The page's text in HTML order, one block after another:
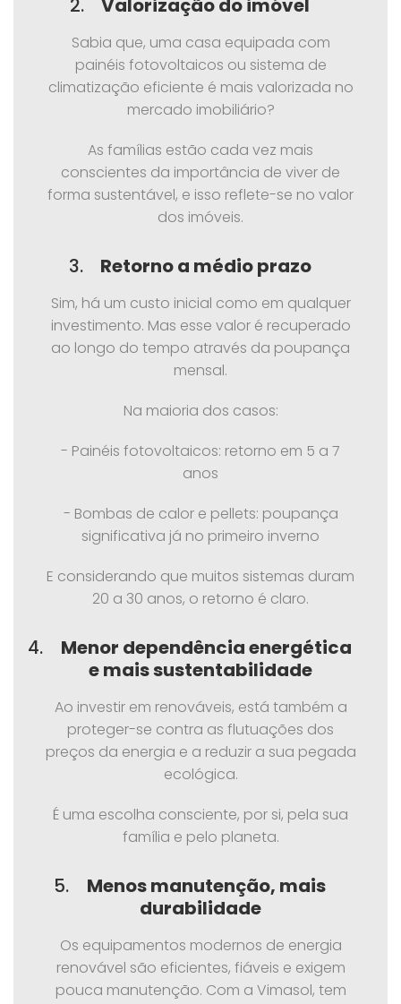
2. Valorização do imóvel
Sabia que, uma casa equipada com
painéis fotovoltaicos ou sistema de
climatização eficiente é mais valorizada no
mercado imobiliário?
As famílias estão cada vez mais
conscientes da importância de viver de
forma sustentável, e isso reflete-se no valor
dos imóveis.
3. Retorno a médio prazo
Sim, há um custo inicial como em qualquer
investimento. Mas esse valor é recuperado
ao longo do tempo através da poupança
mensal.
Na maioria dos casos:
- Painéis fotovoltaicos: retorno em 5 a 7
anos
- Bombas de calor e pellets: poupança
significativa já no primeiro inverno
E considerando que muitos sistemas duram
20 a 30 anos, o retorno é claro.
4.
Menor dependência energética
e mais sustentabilidade
Ao investir em renováveis, está também a
proteger-se contra as flutuações dos
preços da energia e a reduzir a sua pegada
ecológica.
É uma escolha consciente, por si, pela sua
família e pelo planeta.
5.
Menos manutenção, mais
durabilidade
Os equipamentos modernos de energia
renovável são eficientes, fiáveis e exigem
pouca manutenção. Com a Vimasol, tem